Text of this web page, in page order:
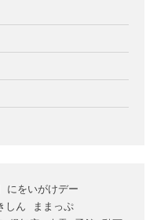
にをいがけデー
しん
ままっぷ